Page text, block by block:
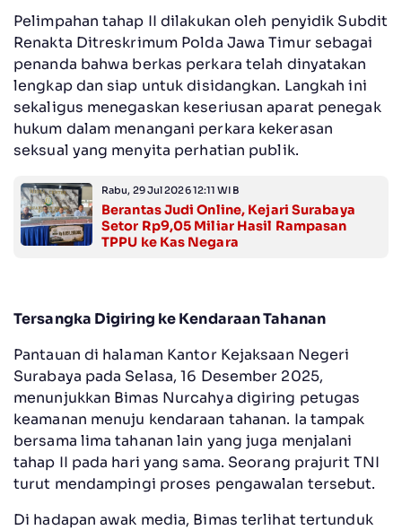
Pelimpahan tahap II dilakukan oleh penyidik Subdit
Renakta Ditreskrimum Polda Jawa Timur sebagai
penanda bahwa berkas perkara telah dinyatakan
lengkap dan siap untuk disidangkan. Langkah ini
sekaligus menegaskan keseriusan aparat penegak
hukum dalam menangani perkara kekerasan
seksual yang menyita perhatian publik.
Rabu, 29 Jul 2026 12:11 WIB
Berantas Judi Online, Kejari Surabaya
Setor Rp9,05 Miliar Hasil Rampasan
TPPU ke Kas Negara
Tersangka Digiring ke Kendaraan Tahanan
Pantauan di halaman Kantor Kejaksaan Negeri
Surabaya pada Selasa, 16 Desember 2025,
menunjukkan Bimas Nurcahya digiring petugas
keamanan menuju kendaraan tahanan. Ia tampak
bersama lima tahanan lain yang juga menjalani
tahap II pada hari yang sama. Seorang prajurit TNI
turut mendampingi proses pengawalan tersebut.
Di hadapan awak media, Bimas terlihat tertunduk